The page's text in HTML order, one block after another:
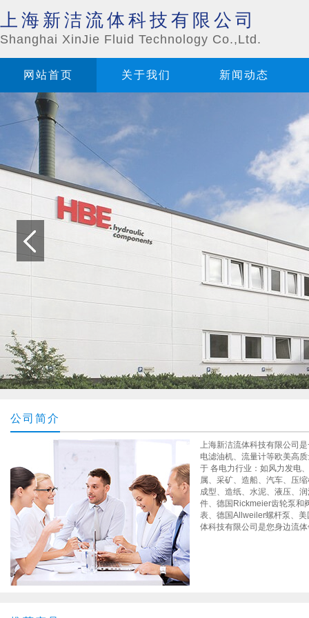
上海新洁流体科技有限公司
Shanghai XinJie Fluid Technology Co.,Ltd.
网站首页 关于我们 新闻动态
公司简介
上海新洁流体科技有限公司
电滤油机、流量计等欧美高
于 各电力行业：如风力发电
属、采矿、造船、汽车、压
成型、造纸、水泥、液压、
件、德国Rickmeier齿轮泵和
表、德国Allweiler螺杆泵、
体科技有限公司是您身边流